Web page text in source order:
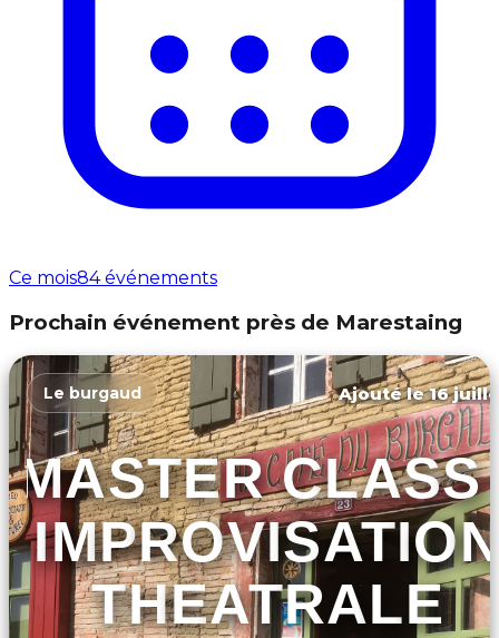
Ce mois84 événements
Prochain événement près de Marestaing
Le burgaud Ajouté le 16
MASTER CLASS
THEATRALE